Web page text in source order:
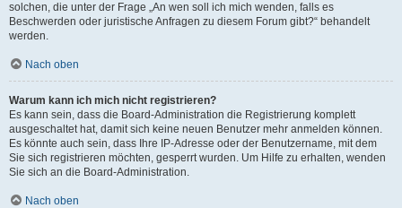
solchen, die unter der Frage „An wen soll ich mich wenden, falls es
Beschwerden oder juristische Anfragen zu diesem Forum gibt?“ behandelt
werden.
Nach oben
Warum kann ich mich nicht registrieren?
Es kann sein, dass die Board-Administration die Registrierung komplett
ausgeschaltet hat, damit sich keine neuen Benutzer mehr anmelden können.
Es könnte auch sein, dass Ihre IP-Adresse oder der Benutzername, mit dem
Sie sich registrieren möchten, gesperrt wurden. Um Hilfe zu erhalten, wenden
Sie sich an die Board-Administration.
Nach oben